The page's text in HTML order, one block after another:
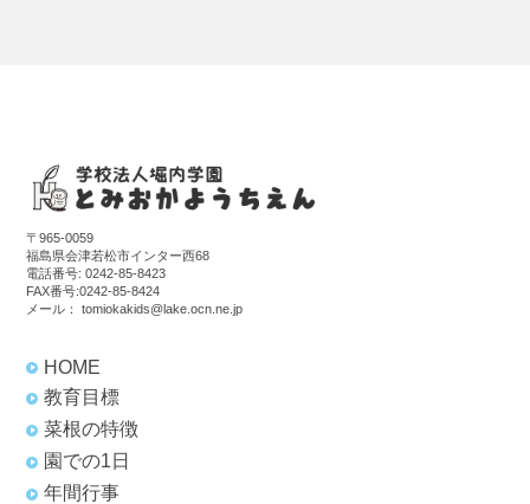
〒965-0059
福島県会津若松市インター西68
電話番号:0242-85-8423
FAX番号:0242-85-8424
メール：tomiokakids@lake.ocn.ne.jp
HOME
教育目標
菜根の特徴
園での1日
年間行事